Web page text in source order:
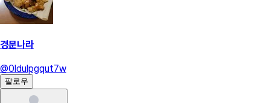
경문나라
@0ldulpgqut7w
팔로우